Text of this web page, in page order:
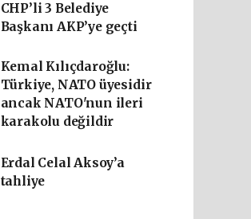
CHP’li 3 Belediye
Başkanı AKP’ye geçti
Kemal Kılıçdaroğlu:
Türkiye, NATO üyesidir
ancak NATO'nun ileri
karakolu değildir
Erdal Celal Aksoy’a
tahliye